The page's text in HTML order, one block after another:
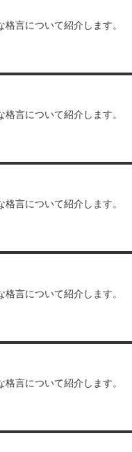
言について紹介します。
言について紹介します。
言について紹介します。
言について紹介します。
言について紹介します。